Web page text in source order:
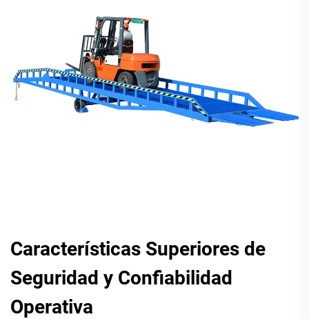
Características Superiores de
Seguridad y Confiabilidad
Operativa